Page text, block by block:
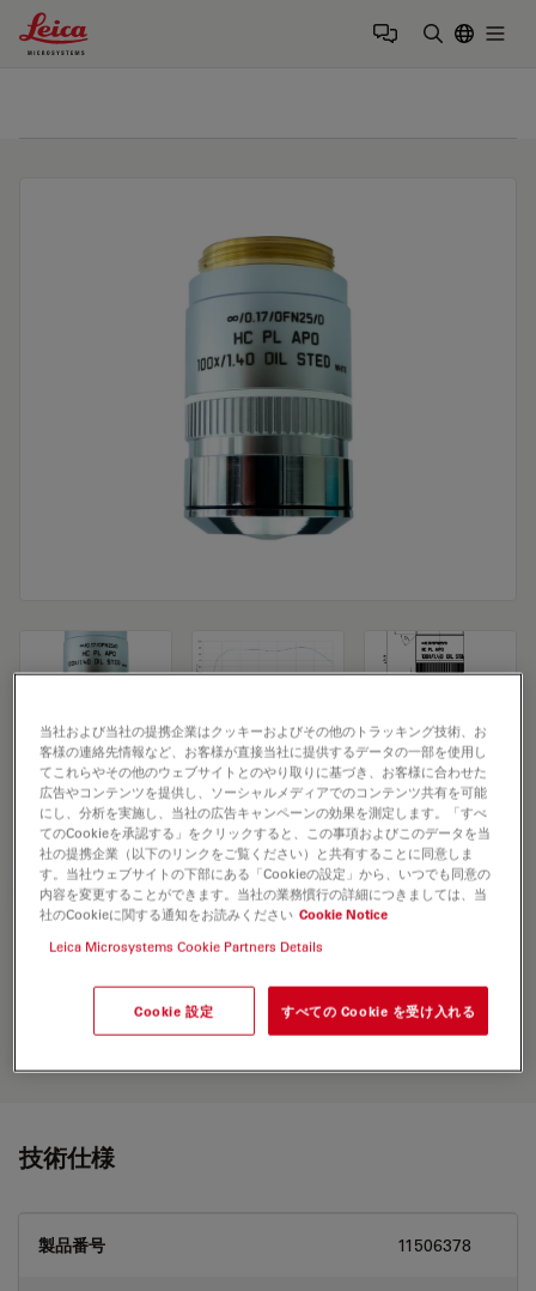
Leica Microsystems Logo
Microscope Objective HC PL APO
100x/1,40 OIL STED WHITE
見積依頼
Discover the perfect solution. Explore
our
Objective Finder, compare
alternatives, and find the best fit for
技術仕様
製品番号 11506378
当社および当社の提携企業はクッキーおよびその他のトラッキング技術、お
客様の連絡先情報など、お客様が直接当社に提供するデータの一部を使用し
てこれらやその他のウェブサイトとのやり取りに基づき、お客様に合わせた
広告やコンテンツを提供し、ソーシャルメディアでのコンテンツ共有を可能
にし、分析を実施し、当社の広告キャンペーンの効果を測定します。「すべ
てのCookieを承認する」をクリックすると、この事項およびこのデータを当
社の提携企業（以下のリンクをご覧ください）と共有することに同意しま
す。当社ウェブサイトの下部にある「Cookieの設定」から、いつでも同意の
内容を変更することができます。当社の業務慣行の詳細につきましては、当
社のCookieに関する通知をお読みください Cookie Notice
Leica Microsystems Cookie Partners Details
Cookie 設定 すべての Cookie を受け入れる